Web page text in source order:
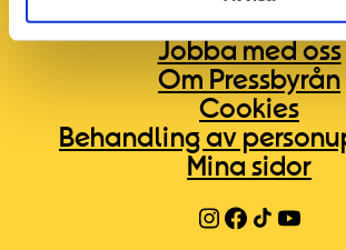
Kontakt
Jobba med oss
Om Pressbyrån
Cookies
Behandling av
Mina sidor